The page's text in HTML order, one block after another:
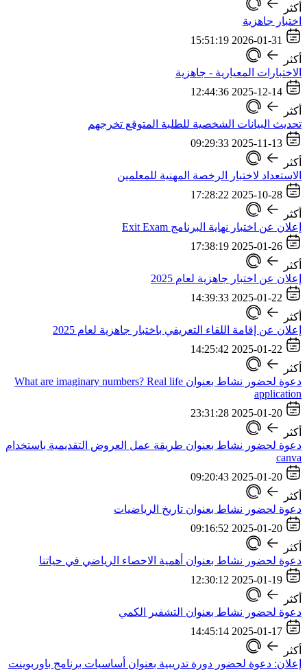
أكثر
اختبار جاهزية
2026-01-31 15:51:19
أكثر
الاختبارات المعيارية - جاهزية
2025-12-14 12:44:36
أكثر
تحديث البيانات الشخصية للطلبة المتوقع تخرجهم
2025-11-13 09:29:33
أكثر
الاستعداد لاختبار الرخصة المهنية للمعلمين
2025-10-28 17:28:22
أكثر
إعلان عن اختبار نهاية البرنامج Exit Exam
2025-01-26 17:38:19
أكثر
إعلان عن اختبار جاهزية لعام 2025
2025-01-22 14:39:33
أكثر
إعلان عن إقامة اللقاء التعريفي باختبار جاهزية لعام 2025
2025-01-22 14:25:42
أكثر
دعوة لحضور نشاط بعنوان What are imaginary numbers? Real life
application
2025-01-20 23:31:28
أكثر
دعوة لحضور نشاط بعنوان طريقة عمل العروض التقديمية باستخدام
canva
2025-01-20 09:20:43
أكثر
دعوة لحضور نشاط بعنوان تاريخ الرياضيات
2025-01-20 09:16:52
أكثر
دعوة لحضور نشاط بعنوان أهمية الاحصاء الرياضي في حياتنا
2025-01-19 12:30:12
أكثر
دعوة لحضور نشاط بعنوان التشفير الكمي
2025-01-17 14:45:14
أكثر
إعلان: دعوة لحضور دورة تدريبية بعنوان أساسيات برنامج باوربوينت